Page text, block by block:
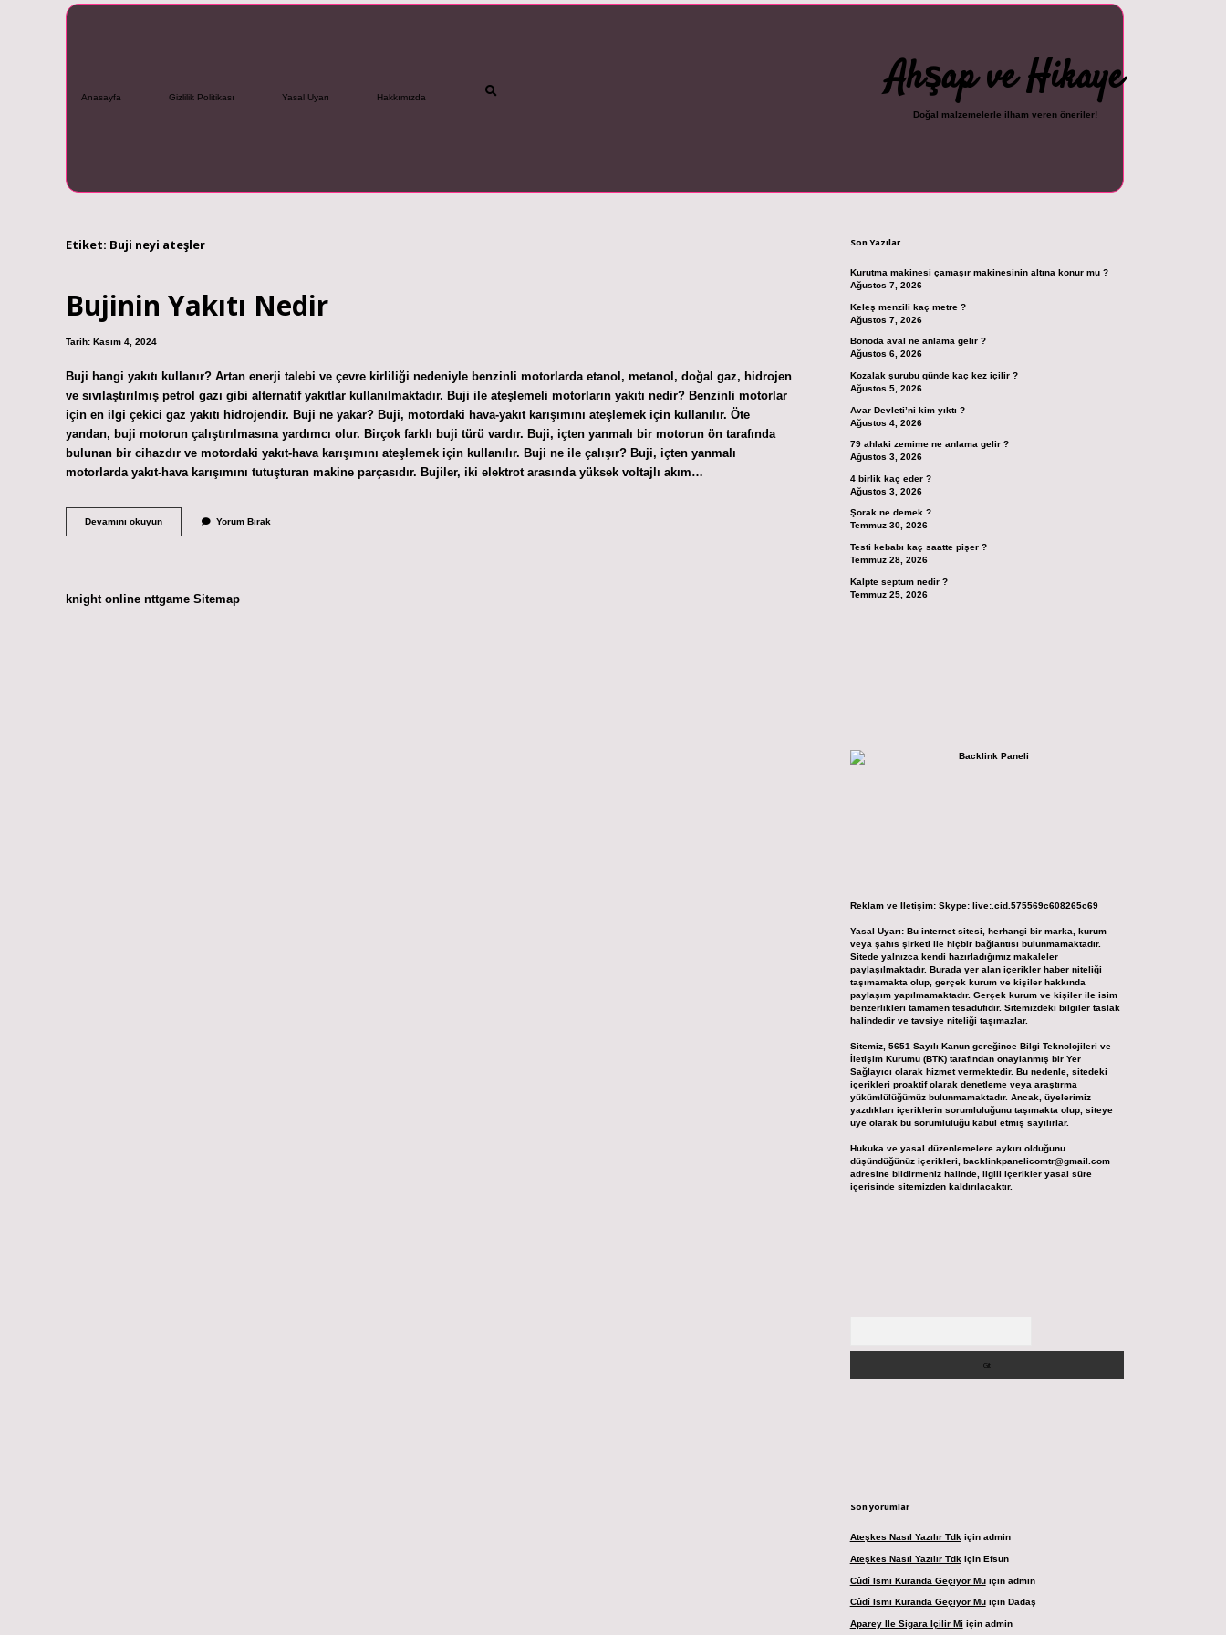
Anasayfa Gizlilik Politikası Yasal Uyarı Hakkımızda Ahşap ve Hikaye
Doğal malzemelerle ilham veren öneriler!
Etiket: Buji neyi ateşler
Bujinin Yakıtı Nedir
Tarih: Kasım 4, 2024
Buji hangi yakıtı kullanır? Artan enerji talebi ve çevre kirliliği nedeniyle benzinli motorlarda etanol, metanol, doğal gaz, hidrojen
ve sıvılaştırılmış petrol gazı gibi alternatif yakıtlar kullanılmaktadır. Buji ile ateşlemeli motorların yakıtı nedir? Benzinli motorlar
için en ilgi çekici gaz yakıtı hidrojendir. Buji ne yakar? Buji, motordaki hava-yakıt karışımını ateşlemek için kullanılır. Öte
yandan, buji motorun çalıştırılmasına yardımcı olur. Birçok farklı buji türü vardır. Buji, içten yanmalı bir motorun ön tarafında
bulunan bir cihazdır ve motordaki yakıt-hava karışımını ateşlemek için kullanılır. Buji ne ile çalışır? Buji, içten yanmalı
motorlarda yakıt-hava karışımını tutuşturan makine parçasıdır. Bujiler, iki elektrot arasında yüksek voltajlı akım…
Devamını okuyunBujinin
Yakıtı
Yorum Bırak
knight online nttgame Sitemap
Son Yazılar
Kurutma makinesi çamaşır makinesinin altına konur mu ?
Ağustos 7, 2026
Keleş menzili kaç metre ?
Ağustos 7, 2026
Bonoda aval ne anlama gelir ?
Ağustos 6, 2026
Kozalak şurubu günde kaç kez içilir ?
Ağustos 5, 2026
Avar Devleti’ni kim yıktı ?
Ağustos 4, 2026
79 ahlaki zemime ne anlama gelir ?
Ağustos 3, 2026
4 birlik kaç eder ?
Ağustos 3, 2026
Şorak ne demek ?
Temmuz 30, 2026
Testi kebabı kaç saatte pişer ?
Temmuz 28, 2026
Kalpte septum nedir ?
Temmuz 25, 2026
Reklam ve İletişim: Skype: live:.cid.575569c608265c69
Yasal Uyarı: Bu internet sitesi, herhangi bir marka, kurum
veya şahıs şirketi ile hiçbir bağlantısı bulunmamaktadır.
Sitede yalnızca kendi hazırladığımız makaleler
paylaşılmaktadır. Burada yer alan içerikler haber niteliği
taşımamakta olup, gerçek kurum ve kişiler hakkında
paylaşım yapılmamaktadır. Gerçek kurum ve kişiler ile isim
benzerlikleri tamamen tesadüfidir. Sitemizdeki bilgiler taslak
halindedir ve tavsiye niteliği taşımazlar.
Sitemiz, 5651 Sayılı Kanun gereğince Bilgi Teknolojileri ve
İletişim Kurumu (BTK) tarafından onaylanmış bir Yer
Sağlayıcı olarak hizmet vermektedir. Bu nedenle, sitedeki
içerikleri proaktif olarak denetleme veya araştırma
yükümlülüğümüz bulunmamaktadır. Ancak, üyelerimiz
yazdıkları içeriklerin sorumluluğunu taşımakta olup, siteye
üye olarak bu sorumluluğu kabul etmiş sayılırlar.
Hukuka ve yasal düzenlemelere aykırı olduğunu
düşündüğünüz içerikleri, backlinkpanelicomtr@gmail.com
adresine bildirmeniz halinde, ilgili içerikler yasal süre
içerisinde sitemizden kaldırılacaktır.
Son yorumlar
Ateşkes Nasıl Yazılır Tdkiçin admin
Ateşkes Nasıl Yazılır Tdk için Efsun
Cûdî Ismi Kuranda Geçiyor Muiçin admin
Cûdî Ismi Kuranda Geçiyor Muiçin Dadaş
Aparey Ile Sigara Içilir Mi için admin